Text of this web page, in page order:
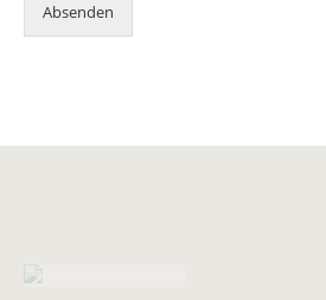
Absenden